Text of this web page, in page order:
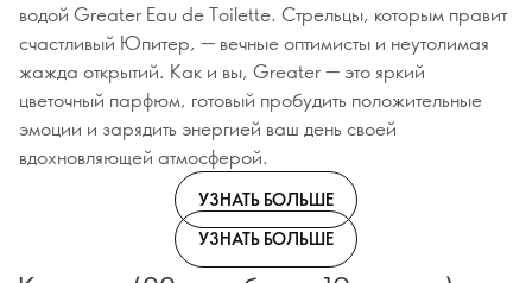
водой Greater Eau de Toilette. Стрельцы, которым правит
счастливый Юпитер, — вечные оптимисты и неутолимая
жажда открытий. Как и вы, Greater — это яркий
цветочный парфюм, готовый пробудить положительные
эмоции и зарядить энергией ваш день своей
вдохновляющей атмосферой.
УЗНАТЬ БОЛЬШЕ
УЗНАТЬ БОЛЬШЕ